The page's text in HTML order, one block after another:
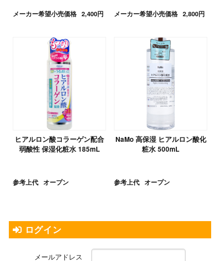
メーカー希望小売価格 2,400円 メーカー希望小売価格 2,800円
ヒアルロン酸コラーゲン配合
弱酸性 保湿化粧水 185mL
参考上代 オープン
NaMo 高保湿 ヒアルロン酸化
粧水 500mL
参考上代 オープン
ログイン
メールアドレス